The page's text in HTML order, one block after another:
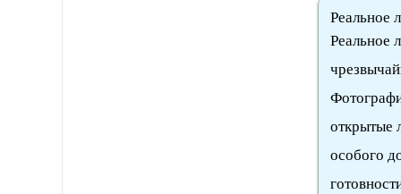
Реальное
Реальное
открытые
особого